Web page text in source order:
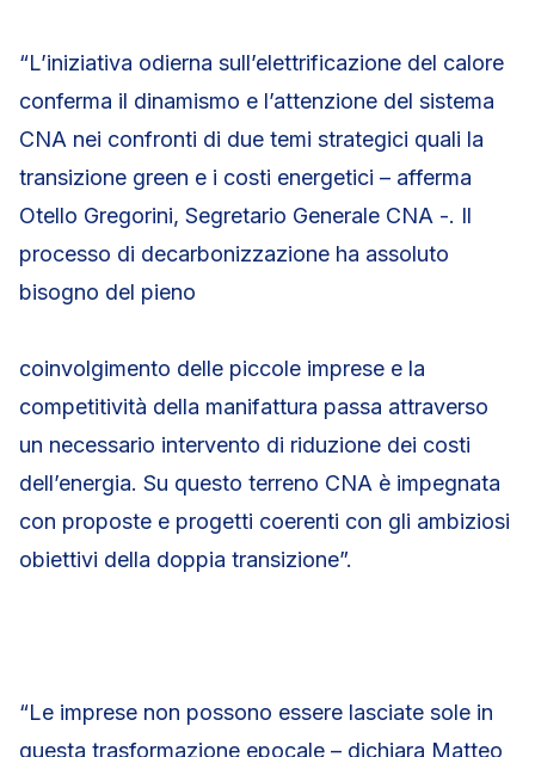
“L’iniziativa odierna sull’elettrificazione del calore
conferma il dinamismo e l’attenzione del sistema
CNA nei confronti di due temi strategici quali la
transizione green e i costi energetici – afferma
Otello Gregorini, Segretario Generale CNA -. Il
processo di decarbonizzazione ha assoluto
bisogno del pieno
coinvolgimento delle piccole imprese e la
competitività della manifattura passa attraverso
un necessario intervento di riduzione dei costi
dell’energia. Su questo terreno CNA è impegnata
con proposte e progetti coerenti con gli ambiziosi
obiettivi della doppia transizione”.
“Le imprese non possono essere lasciate sole in
questa trasformazione epocale – dichiara Matteo